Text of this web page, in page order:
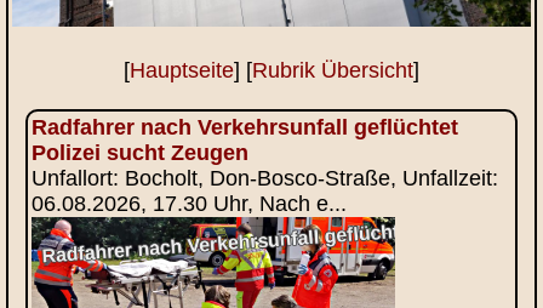
[Hauptseite] [Rubrik Übersicht]
Radfahrer nach Verkehrsunfall geflüchtet
Polizei sucht Zeugen
Unfallort: Bocholt, Don-Bosco-Straße, Unfallzeit:
06.08.2026, 17.30 Uhr, Nach e...